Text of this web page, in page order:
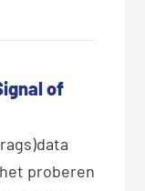
of
proberen